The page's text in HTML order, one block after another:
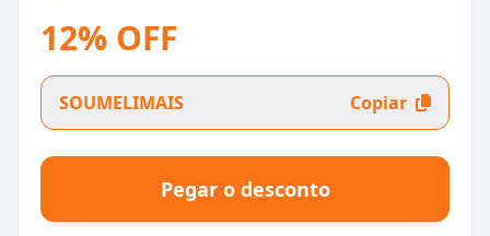
12% OFF
SOUMELIMAIS Copiar
Pegar o desconto